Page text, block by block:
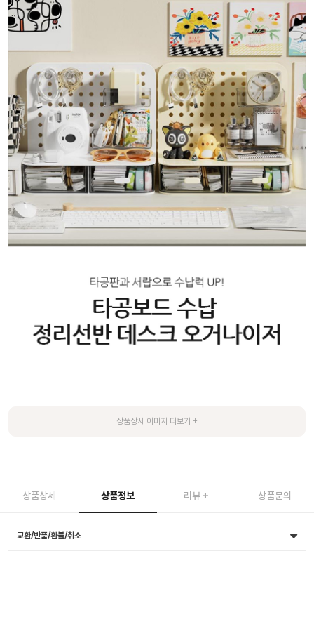
상품상세 상품정보 리뷰 + 상품문의
교환/반품/환불/취소